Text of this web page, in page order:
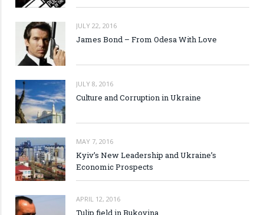
JULY 22, 2016
James Bond – From Odesa With Love
JULY 8, 2016
Culture and Corruption in Ukraine
MAY 7, 2016
Kyiv’s New Leadership and Ukraine’s
Economic Prospects
APRIL 12, 2016
Tulip field in Bukovina